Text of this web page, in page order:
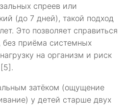
спреев или
(до 7 дней), такой подход
Это позволяет справиться
без приёма системных
на организм и риск
затёком (ощущение
у детей старше двух